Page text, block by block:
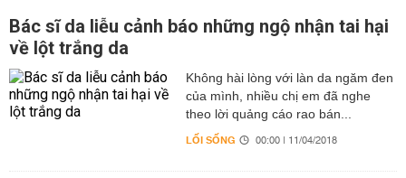
Bác sĩ da liễu cảnh báo những ngộ nhận tai hại
về lột trắng da
Không hài lòng với làn da ngăm đen
của mình, nhiều chị em đã nghe
theo lời quảng cáo rao bán...
LỐI SỐNG 00:00 | 11/04/2018